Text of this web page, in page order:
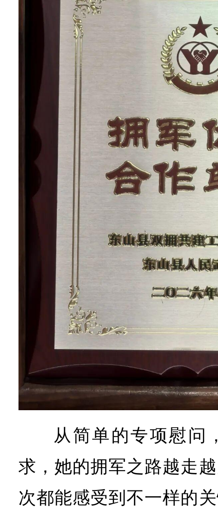
从简单的专项慰问
求，她的拥军之路越走
次都能感受到不一样的